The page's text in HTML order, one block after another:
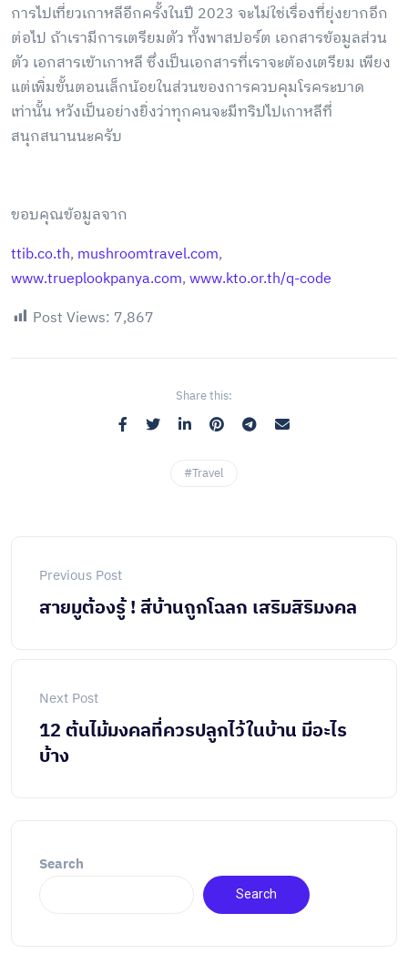
การไปเที่ยวเกาหลีอีกครั้งในปี 2023 จะไม่ใช่เรื่องที่ยุ่งยากอีก
ต่อไป ถ้าเรามีการเตรียมตัว ทั้งพาสปอร์ต เอกสารข้อมูลส่วน
ตัว เอกสารเข้าเกาหลี ซึ่งเป็นเอกสารที่เราจะต้องเตรียม เพียง
แต่เพิ่มขั้นตอนเล็กน้อยในส่วนของการควบคุมโรคระบาด
เท่านั้น หวังเป็นอย่างยิ่งว่าทุกคนจะมีทริปไปเกาหลีที่
สนุกสนานนะครับ
ขอบคุณข้อมูลจาก
ttib.co.th, mushroomtravel.com,
www.trueplookpanya.com,www.kto.or.th/q-code
Post Views: 7,867
Share this:
#Travel
Previous Post
สายมูต้องรู้ ! สีบ้านถูกโฉลก เสริมสิริมงคล
Next Post
12 ต้นไม้มงคลที่ควรปลูกไว้ในบ้าน มีอะไร
บ้าง
Search
Search